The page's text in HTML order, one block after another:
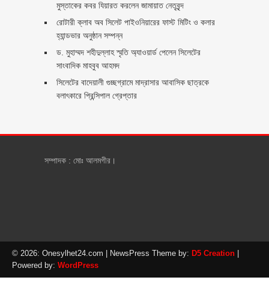
মুস্তাকের কবর যিয়ারত করলেন জামায়াত নেতৃবৃন্দ ‎
রোটারী ক্লাব অব সিলেট পাইওনিয়ারের ফাস্ট মিটিং ও কলার
হ্যান্ডভার অনুষ্ঠান সম্পন্ন
ড. মুহাম্মদ শহীদুল্লাহ স্মৃতি অ্যাওয়ার্ড পেলেন সিলেটের
সাংবাদিক মাহবুব আহমদ
সিলেটের বাদেয়ালী গুচ্ছগ্রামে মাদ্রাসার আবাসিক ছাত্রকে
বলাৎকারে প্রিন্সিপাল গ্রেপ্তার ‎
সম্পাদক : মোঃ আলমগীর।
© 2026: Onesylhet24.com | NewsPress Theme by: D5 Creation
Powered by: WordPress